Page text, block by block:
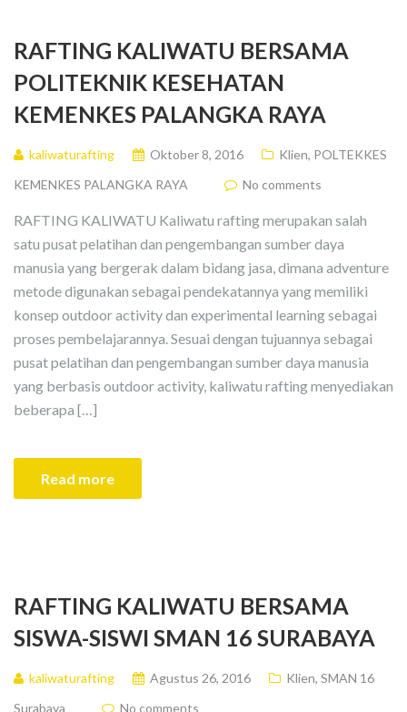
RAFTING KALIWATU BERSAMA
POLITEKNIK KESEHATAN
KEMENKES PALANGKA RAYA
kaliwaturafting Oktober 8, 2016 Klien, POLTEKKES
KEMENKES PALANGKA RAYA
No comments
RAFTING KALIWATU Kaliwatu rafting merupakan salah
satu pusat pelatihan dan pengembangan sumber daya
manusia yang bergerak dalam bidang jasa, dimana adventure
metode digunakan sebagai pendekatannya yang memiliki
konsep outdoor activity dan experimental learning sebagai
proses pembelajarannya. Sesuai dengan tujuannya sebagai
pusat pelatihan dan pengembangan sumber daya manusia
yang berbasis outdoor activity, kaliwatu rafting menyediakan
beberapa […]
Read more
RAFTING KALIWATU BERSAMA
SISWA-SISWI SMAN 16 SURABAYA
kaliwaturafting Agustus 26, 2016 Klien, SMAN 16
Surabaya
No comments